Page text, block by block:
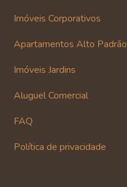
Imóveis Corporativos
Apartamentos Alto Padrão
Imóveis Jardins
Aluguel Comercial
FAQ
Política de privacidade